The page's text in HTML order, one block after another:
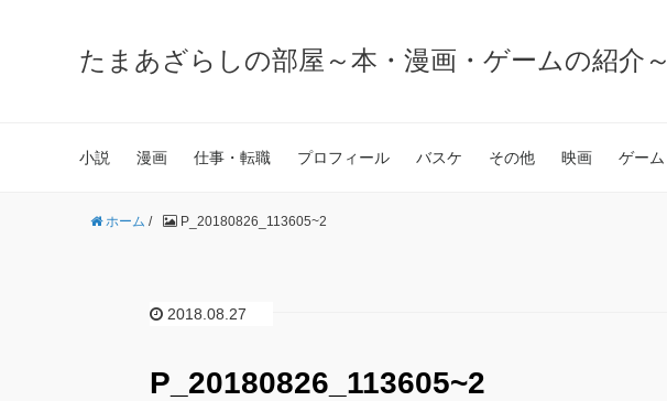
たまあざらしの部屋～本・漫画・ゲームの紹介～
小説 漫画 仕事・転職 プロフィール バスケ その他 映画 ゲーム
ホーム / P_20180826_113605~2
2018.08.27
P_20180826_113605~2